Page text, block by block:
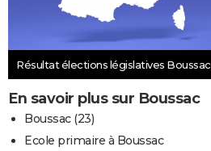
Résultat élections législatives Boussac
En savoir plus sur Boussac
Boussac (23)
Ecole primaire à Boussac